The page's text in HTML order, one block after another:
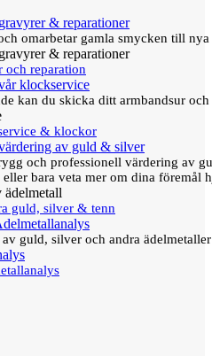
& reparationer
omarbetar gamla smycken till
& reparationer
och reparation
klockservice
kan du skicka ditt armbandsur
& klockor
av guld & silver
och professionell värdering av
bara veta mer om dina föremål
guld, silver & tenn
guld, silver och andra